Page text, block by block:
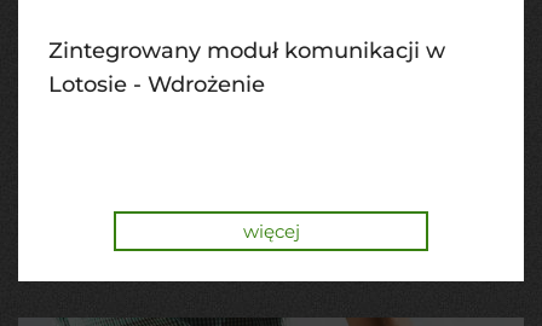
Zintegrowany moduł komunikacji w
Lotosie - Wdrożenie
więcej